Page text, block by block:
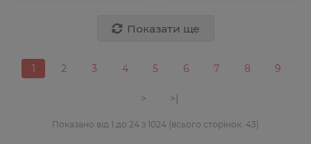
Показати ще
1 2 3 4 5 6 7 8 9
> >|
Показано від 1 до 24 з 1024 (всього сторінок: 43)